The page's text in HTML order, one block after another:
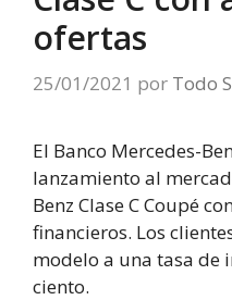
ofertas
25/01/2021 por Todo
El Banco Mercedes-
lanzamiento al
Benz Clase C Coupé
financieros. Los
modelo a una tasa de
ciento.